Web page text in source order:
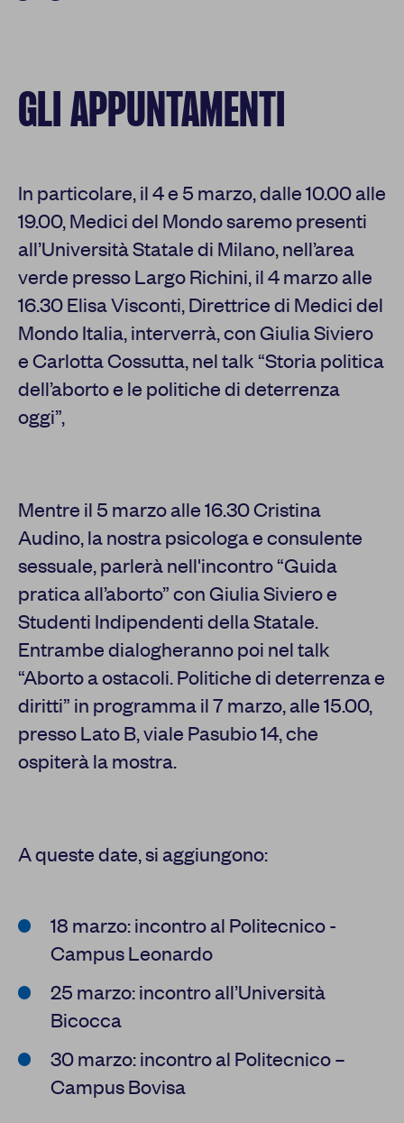
GLI APPUNTAMENTI
In particolare, il 4 e 5 marzo, dalle 10.00 alle
19.00, Medici del Mondo saremo presenti
all’Università Statale di Milano, nell’area
verde presso Largo Richini, il 4 marzo alle
16.30 Elisa Visconti, Direttrice di Medici del
Mondo Italia, interverrà, con Giulia Siviero
e Carlotta Cossutta, nel talk “Storia politica
dell’aborto e le politiche di deterrenza
oggi”,
Mentre il 5 marzo alle 16.30 Cristina
Audino, la nostra psicologa e consulente
sessuale, parlerà nell'incontro “Guida
pratica all’aborto” con Giulia Siviero e
Studenti Indipendenti della Statale.
Entrambe dialogheranno poi nel talk
“Aborto a ostacoli. Politiche di deterrenza e
diritti” in programma il 7 marzo, alle 15.00,
presso Lato B, viale Pasubio 14, che
ospiterà la mostra.
A queste date, si aggiungono:
18 marzo: incontro al Politecnico -
Campus Leonardo
25 marzo: incontro all’Università
Bicocca
30 marzo: incontro al Politecnico –
Campus Bovisa